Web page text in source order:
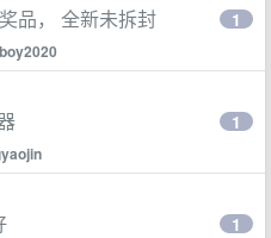
品， 全新未拆封 1
1
1